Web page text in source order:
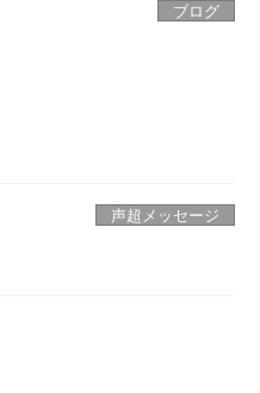
ブログ
声超メッセージ